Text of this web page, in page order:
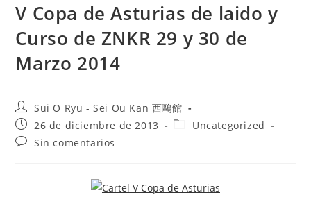
V Copa de Asturias de laido y
Curso de ZNKR 29 y 30 de
Marzo 2014
Sui O Ryu - Sei Ou Kan 西鷗館
26 de diciembre de 2013
Uncategorized
Sin comentarios